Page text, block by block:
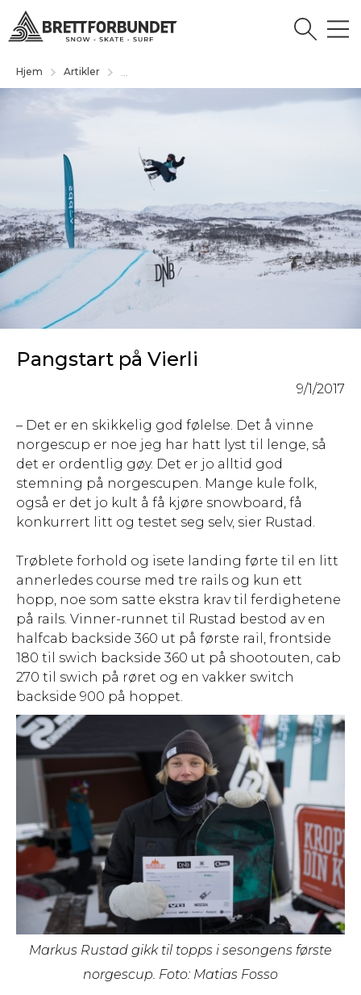
Hjem Artikler
Pangstart på Vierli
9/1/2017
– Det er en skikkelig god følelse. Det å vinne
norgescup er noe jeg har hatt lyst til lenge, så
det er ordentlig gøy. Det er jo alltid god
stemning på norgescupen. Mange kule folk,
også er det jo kult å få kjøre snowboard, få
konkurrert litt og testet seg selv, sier Rustad.
Trøblete forhold og isete landing førte til en litt
annerledes course med tre rails og kun ett
hopp, noe som satte ekstra krav til ferdighetene
på rails. Vinner-runnet til Rustad bestod av en
halfcab backside 360 ut på første rail, frontside
180 til swich backside 360 ut på shootouten, cab
270 til swich på røret og en vakker switch
backside 900 på hoppet.
Markus Rustad gikk til topps i sesongens første
norgescup. Foto: Matias Fosso